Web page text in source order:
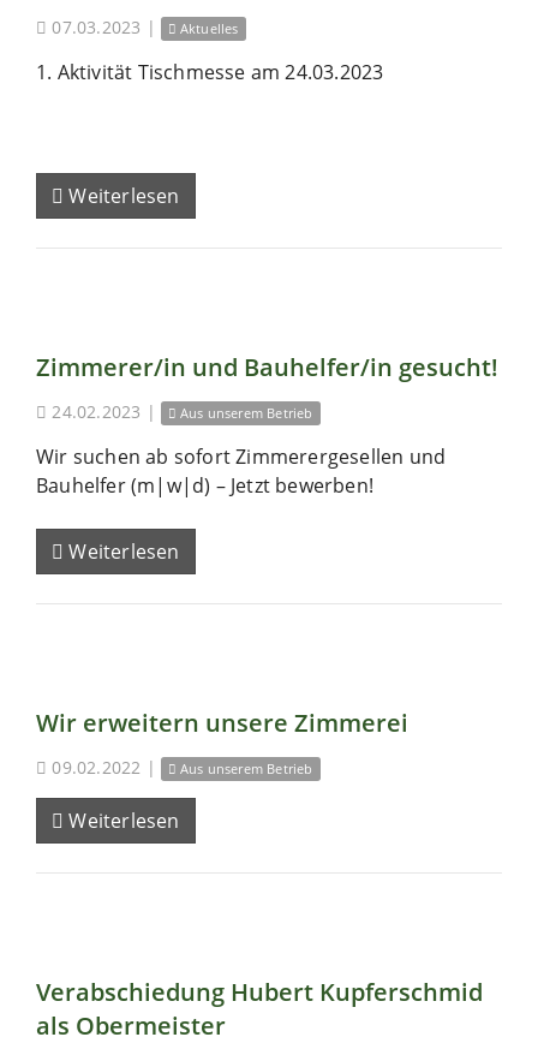
07.03.2023 | Aktuelles
1. Aktivität Tischmesse am 24.03.2023
Weiterlesen
Zimmerer/in und Bauhelfer/in gesucht!
24.02.2023 | Aus unserem Betrieb
Wir suchen ab sofort Zimmerergesellen und
Bauhelfer (m|w|d) – Jetzt bewerben!
Weiterlesen
Wir erweitern unsere Zimmerei
09.02.2022 | Aus unserem Betrieb
Weiterlesen
Verabschiedung Hubert Kupferschmid
als Obermeister